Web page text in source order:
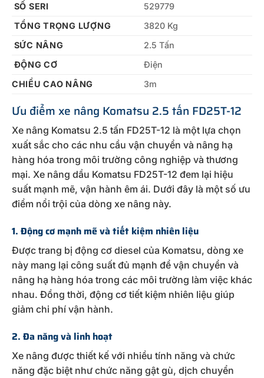
SỐ SERI
529779
TỔNG TRỌNG LƯỢNG
3820 Kg
SỨC NÂNG
2.5 Tấn
ĐỘNG CƠ
Điện
CHIỀU CAO NÂNG
3m
Ưu điểm xe nâng Komatsu 2.5 tấn FD25T-12
Xe nâng Komatsu 2.5 tấn FD25T-12 là một lựa chọn
xuất sắc cho các nhu cầu vận chuyển và nâng hạ
hàng hóa trong môi trường công nghiệp và thương
mại. Xe nâng dầu Komatsu FD25T-12 đem lại hiệu
suất mạnh mẽ, vận hành êm ái. Dưới đây là một số ưu
điểm nổi trội của dòng xe nâng này.
1. Động cơ mạnh mẽ và tiết kiệm nhiên liệu
Được trang bị động cơ diesel của Komatsu, dòng xe
này mang lại công suất đủ mạnh để vận chuyển và
nâng hạ hàng hóa trong các môi trường làm việc khác
nhau. Đồng thời, động cơ tiết kiệm nhiên liệu giúp
giảm chi phí vận hành.
2. Đa năng và linh hoạt
Xe nâng được thiết kế với nhiều tính năng và chức
năng đặc biệt như chức năng gật gù, dịch chuyển